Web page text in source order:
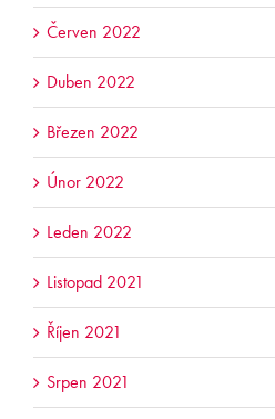
Červen 2022
Duben 2022
Březen 2022
Únor 2022
Leden 2022
Listopad 2021
Říjen 2021
Srpen 2021